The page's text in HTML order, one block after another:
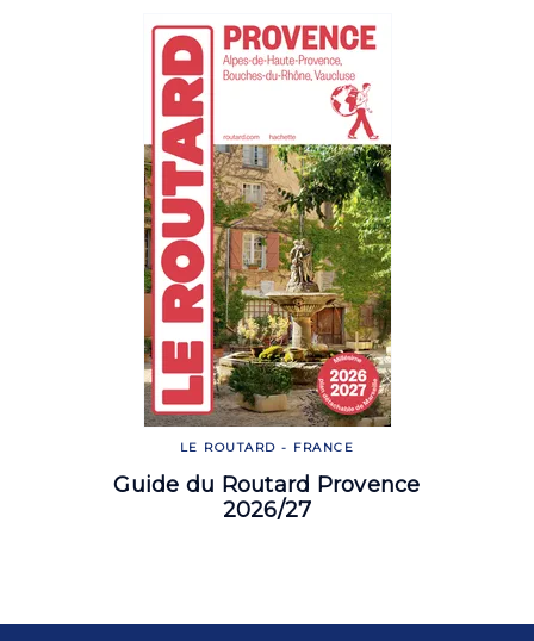
LE ROUTARD - FRANCE
Guide du Routard Provence
2026/27